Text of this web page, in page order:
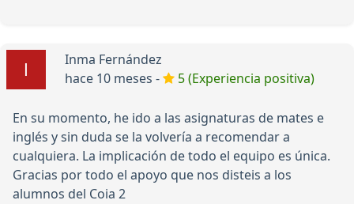
Inma Fernández
hace 10 meses -
5 (Experiencia positiva)
En su momento, he ido a las asignaturas de mates e
inglés y sin duda se la volvería a recomendar a
cualquiera. La implicación de todo el equipo es única.
Gracias por todo el apoyo que nos disteis a los
alumnos del Coia 2